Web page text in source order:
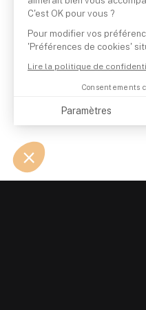
C'est OK pour vous ?
Pour modifier vos
'Préférences de cookies'
Lire la politique de
Consentements
Paramètres
Notre plateforme vous